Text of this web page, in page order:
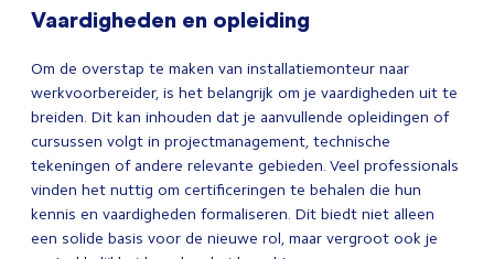
Vaardigheden en opleiding
Om de overstap te maken van installatiemonteur naar
werkvoorbereider, is het belangrijk om je vaardigheden uit te
breiden. Dit kan inhouden dat je aanvullende opleidingen of
cursussen volgt in projectmanagement, technische
tekeningen of andere relevante gebieden. Veel professionals
vinden het nuttig om certificeringen te behalen die hun
kennis en vaardigheden formaliseren. Dit biedt niet alleen
een solide basis voor de nieuwe rol, maar vergroot ook je